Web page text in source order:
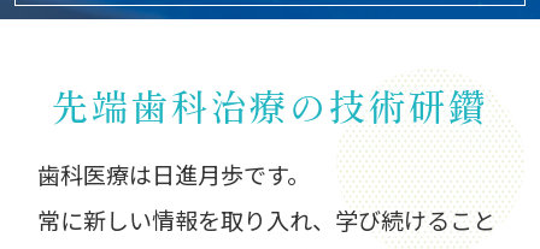
先端歯科治療の技術研鑽
歯科医療は日進月歩です。
常に新しい情報を取り入れ、学び続けること